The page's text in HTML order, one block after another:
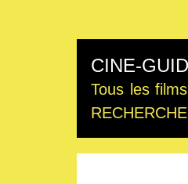
CINE-
Tous les films